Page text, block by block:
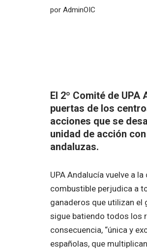
por AdminOIC
El 2º Comité de
puertas de los
acciones que se
unidad de acción
andaluzas.
UPA Andalucía vuelve a
combustible perjudica a
ganaderos que utilizan el
sigue batiendo todos los
consecuencia, “única y
españolas, que